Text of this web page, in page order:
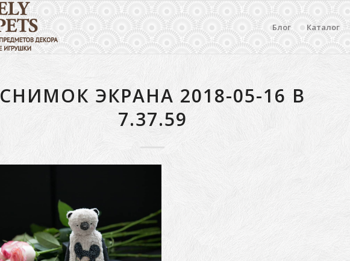
Блог Каталог
СНИМОК ЭКРАНА 2018-05-16 В
7.37.59